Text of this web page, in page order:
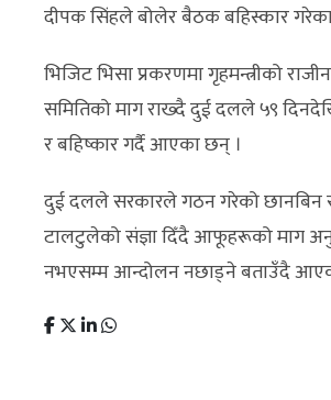
दीपक सिंहले बोलेर बैठक बहिस्कार
भिजिट भिसा प्रकरणमा गृहमन्त्रीको
समितिको माग राख्दै दुई दलले ५९
र बहिष्कार गर्दै आएका छन् ।
दुई दलले सरकारले गठन गरेको छानबिन
टालटुलेको संज्ञा दिँदै आफूहरूको माग
नभएसम्म आन्दोलन नछाड्ने बताउँदै